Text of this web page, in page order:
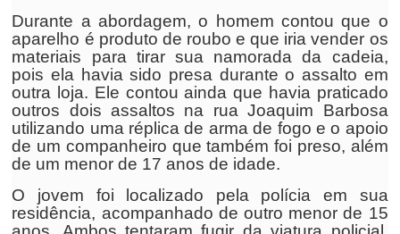
Durante a abordagem, o homem contou que o
aparelho é produto de roubo e que iria vender os
materiais para tirar sua namorada da cadeia,
pois ela havia sido presa durante o assalto em
outra loja. Ele contou ainda que havia praticado
outros dois assaltos na rua Joaquim Barbosa
utilizando uma réplica de arma de fogo e o apoio
de um companheiro que também foi preso, além
de um menor de 17 anos de idade.
O jovem foi localizado pela polícia em sua
residência, acompanhado de outro menor de 15